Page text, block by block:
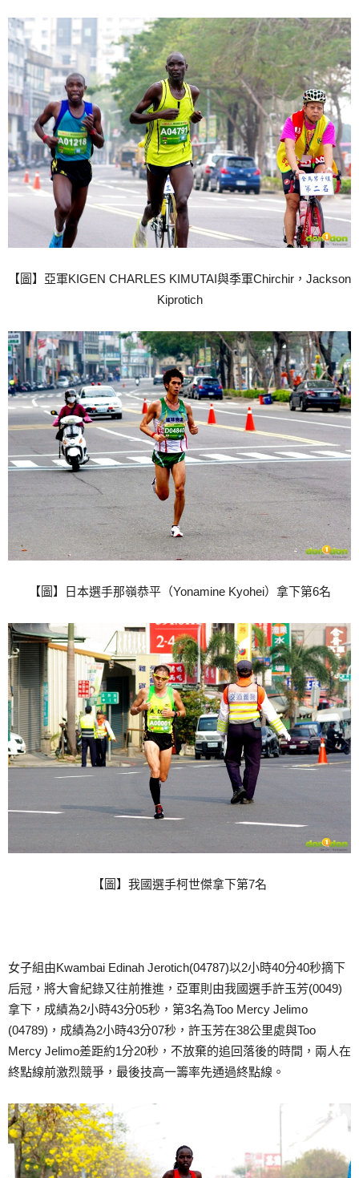
【圖】亞軍KIGEN CHARLES KIMUTAI與季軍Chirchir，Jackson
Kiprotich
【圖】日本選手那嶺恭平（Yonamine Kyohei）拿下第6名
【圖】我國選手柯世傑拿下第7名
女子組由Kwambai Edinah Jerotich(04787)以2小時40分40秒摘下
后冠，將大會紀錄又往前推進，亞軍則由我國選手許玉芳(0049)
拿下，成績為2小時43分05秒，第3名為Too Mercy Jelimo
(04789)，成績為2小時43分07秒，許玉芳在38公里處與Too
Mercy Jelimo差距約1分20秒，不放棄的追回落後的時間，兩人在
終點線前激烈競爭，最後技高一籌率先通過終點線。